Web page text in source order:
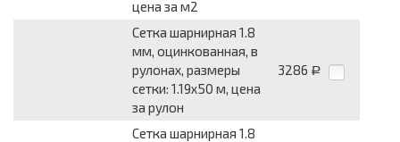
цена за м2
Сетка шарнирная 1.8
мм, оцинкованная, в
рулонах, размеры
сетки: 1.19x50 м, цена
за рулон
3286 Р
Сетка шарнирная 1.8